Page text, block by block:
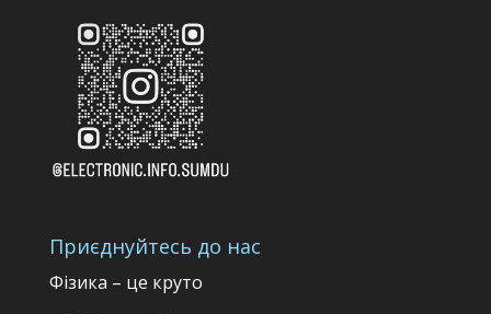
Приєднуйтесь до нас
Фізика – це круто